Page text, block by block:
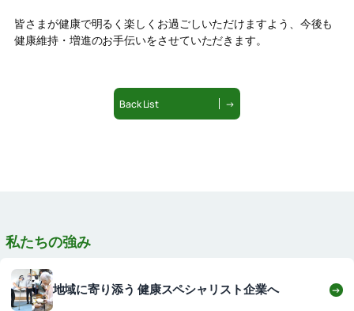
皆さまが健康で明るく楽しくお過ごしいただけますよう、今後も
健康維持・増進のお手伝いをさせていただきます。
Back List →
私たちの強み
地域に寄り添う 健康スペシャリスト企業へ →